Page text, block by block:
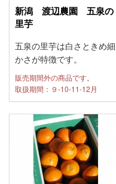
新潟 渡辺農園 五泉の
里芋
五泉の里芋は白さときめ細
かさが特徴です。
販売期間外の商品です。
取扱期間：９-10-11-12月